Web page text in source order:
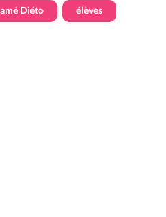
Diéto élèves